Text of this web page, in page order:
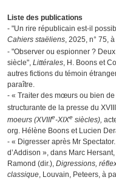
Liste des publications
- "Un rire républicain est-il
Cahiers staëliens , 2025, n° 75,
- "Observer ou espionner ?
siècle", Littérales , H. Boons et
autres fictions du témoin
paraître.
- « Traiter des mœurs ou bien
structurante de la presse du XVIII
moeurs (XVIIIe-XIXe siècles),
org. Hélène Boons et Lucien
- « Digresser après Mr
d’Addison », dans Marc
Ramond (dir.), Digressions,
classique , Louvain, Peteers, à